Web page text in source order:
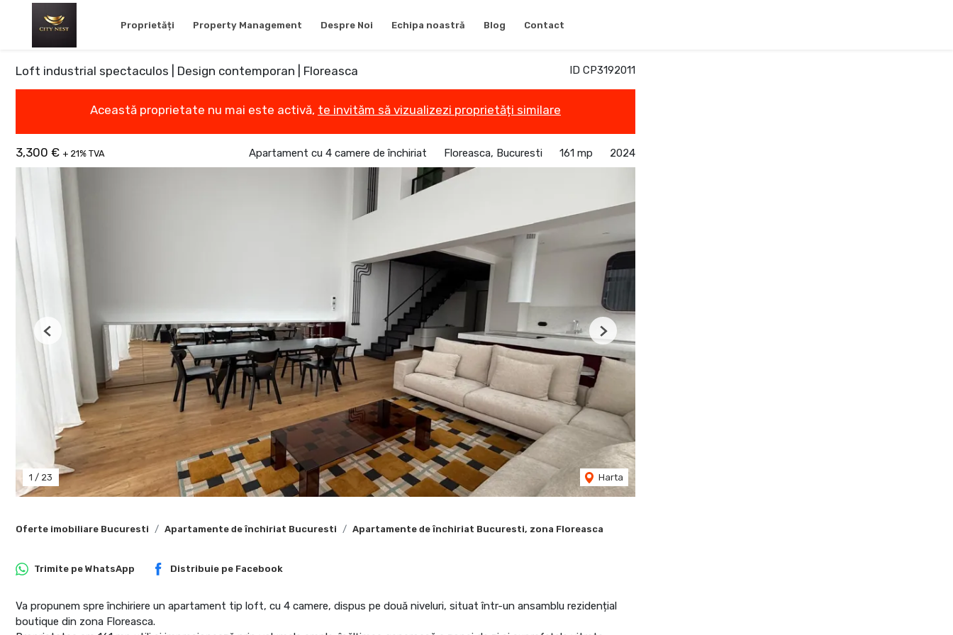
Proprietăți Property Management Despre Noi Echipa noastră Blog Contact
ID CP3192011
Loft industrial spectaculos | Design contemporan | Floreasca
Această proprietate nu mai este activă, te invităm să vizualizezi proprietăți similare
3,300 € + 21% TVA Apartament cu 4 camere de închiriat Floreasca, Bucuresti 161 mp 2024
1 / 23 Harta
Previous Next
Oferte imobiliare Bucuresti Apartamente de închiriat Bucuresti Apartamente de închiriat Bucuresti, zona Floreasca
Trimite pe WhatsApp Distribuie pe Facebook
Va propunem spre închiriere un apartament tip loft, cu 4 camere, dispus pe două niveluri, situat într-un ansamblu rezidențial
boutique din zona Floreasca.